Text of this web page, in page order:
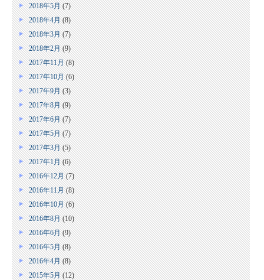
2018年5月(7)
2018年4月(8)
2018年3月(7)
2018年2月(9)
2017年11月(8)
2017年10月(6)
2017年9月(3)
2017年8月(9)
2017年6月(7)
2017年5月(7)
2017年3月(5)
2017年1月(6)
2016年12月(7)
2016年11月(8)
2016年10月(6)
2016年8月(10)
2016年6月(9)
2016年5月(8)
2016年4月(8)
2015年5月(12)